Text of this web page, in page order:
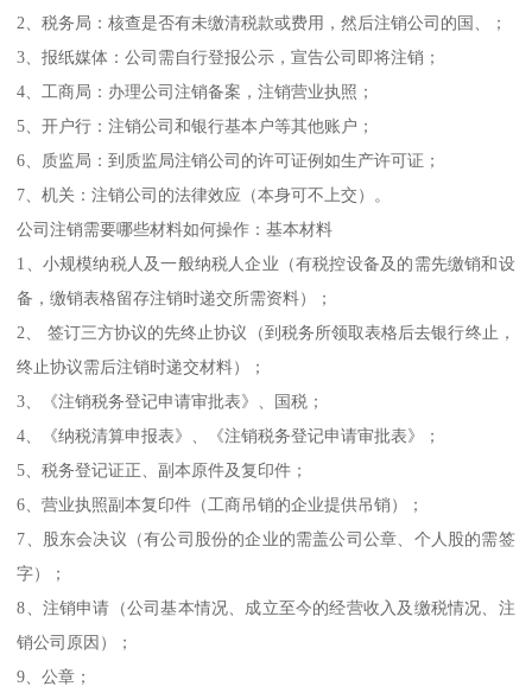
2、税务局：核查是否有未缴清税款或费用，然后注销公司的国、；
3、报纸媒体：公司需自行登报公示，宣告公司即将注销；
4、工商局：办理公司注销备案，注销营业执照；
5、开户行：注销公司和银行基本户等其他账户；
6、质监局：到质监局注销公司的许可证例如生产许可证；
7、机关：注销公司的法律效应（本身可不上交）。
公司注销需要哪些材料如何操作：基本材料
1、小规模纳税人及一般纳税人企业（有税控设备及的需先缴销和设
备，缴销表格留存注销时递交所需资料）；
2、 签订三方协议的先终止协议（到税务所领取表格后去银行终止，
终止协议需后注销时递交材料）；
3、《注销税务登记申请审批表》、国税；
4、《纳税清算申报表》、《注销税务登记申请审批表》；
5、税务登记证正、副本原件及复印件；
6、营业执照副本复印件（工商吊销的企业提供吊销）；
7、股东会决议（有公司股份的企业的需盖公司公章、个人股的需签
字）；
8、注销申请（公司基本情况、成立至今的经营收入及缴税情况、注
销公司原因）；
9、公章；